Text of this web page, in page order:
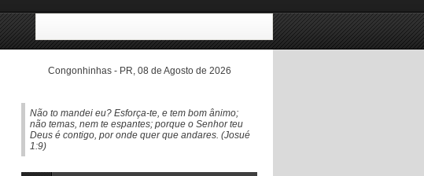
Congonhinhas - PR, 08 de Agosto de 2026
Não to mandei eu? Esforça-te, e tem bom ânimo;
não temas, nem te espantes; porque o Senhor teu
Deus é contigo, por onde quer que andares. (Josué
1:9)